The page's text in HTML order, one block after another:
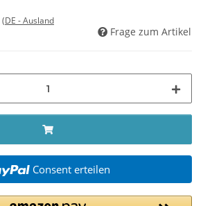
(DE - Ausland
Frage zum Artikel
Consent erteilen